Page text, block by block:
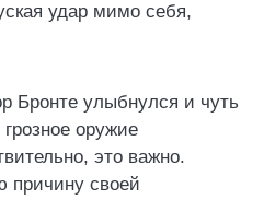
удар мимо себя,
Бронте улыбнулся и чуть
оружие
это важно.
причину своей